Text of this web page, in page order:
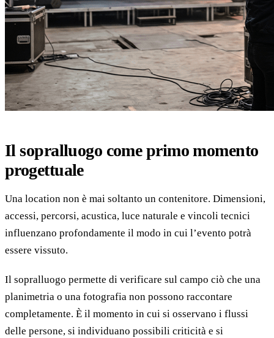
Il sopralluogo come primo momento
progettuale
Una location non è mai soltanto un contenitore. Dimensioni,
accessi, percorsi, acustica, luce naturale e vincoli tecnici
influenzano profondamente il modo in cui l’evento potrà
essere vissuto.
Il sopralluogo permette di verificare sul campo ciò che una
planimetria o una fotografia non possono raccontare
completamente. È il momento in cui si osservano i flussi
delle persone, si individuano possibili criticità e si